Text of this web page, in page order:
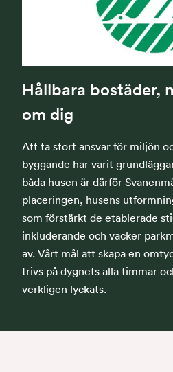
Hållbara bostäder,
om dig
Att ta stort ansvar för miljön
byggande har varit
båda husen är därför
placeringen, husens
som förstärkt de etablerade
inkluderande och vacker
av. Vårt mål att skapa en
trivs på dygnets alla timmar
verkligen lyckats.